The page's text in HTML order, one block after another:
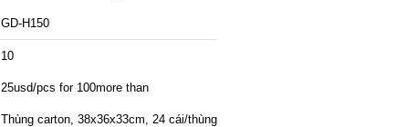
GD-H150
10
25usd/pcs for 100more than
Thùng carton, 38x36x33cm, 24 cái/thùng